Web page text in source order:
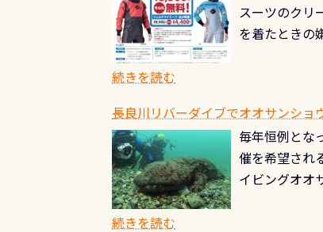
スーツのクリ
を着たときの
ル(穴)がない
ルブのオーバ
ーホールも非
過ぎて急浮上
続きを読む
長良川リバーダイブでオオサンショ
毎年恒例とな
催を希望され
イビングオオ
続きを読む